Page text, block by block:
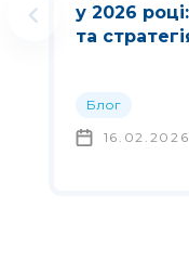
у 2026
та
Блог
16.02.2026